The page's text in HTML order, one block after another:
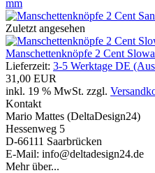
Zuletzt angesehen
Manschettenknöpfe 2 Cent
Lieferzeit: 3-5 Werktage DE
31,00 EUR
inkl. 19 % MwSt. zzgl.
Kontakt
Mario Mattes (DeltaDesign24)
Hessenweg 5
D-66111 Saarbrücken
E-Mail: info@deltadesign24.de
Mehr über...